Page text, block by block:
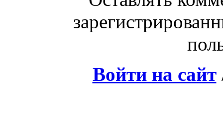
Войти на сайт